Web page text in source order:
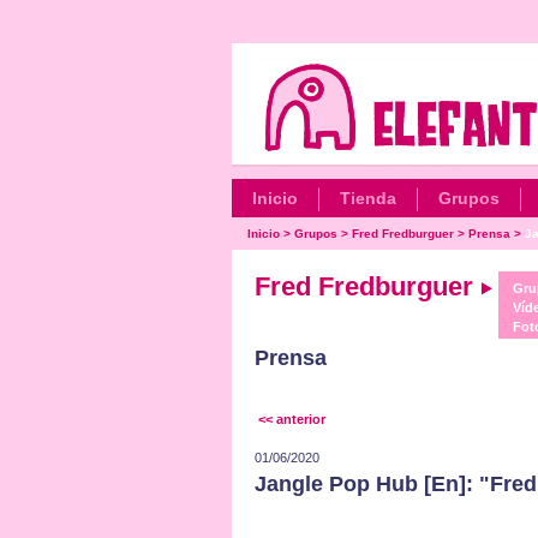
Inicio Tienda Grupos
Inicio> Grupos > Fred Fredburguer> Prensa >
Fred Fredburguer
Prensa
<< anterior
01/06/2020
Jangle Pop Hub [En]: